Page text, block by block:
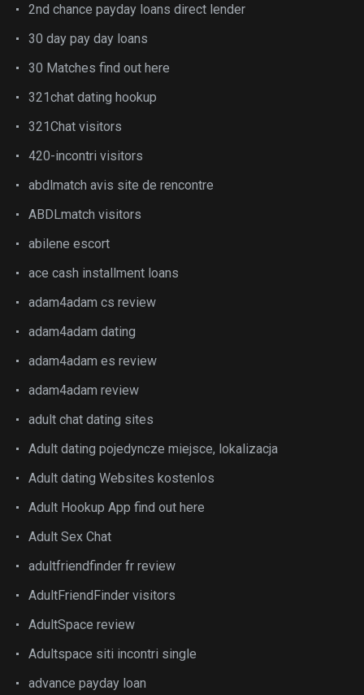
2nd chance payday loans direct lender
30 day pay day loans
30 Matches find out here
321chat dating hookup
321Chat visitors
420-incontri visitors
abdlmatch avis site de rencontre
ABDLmatch visitors
abilene escort
ace cash installment loans
adam4adam cs review
adam4adam dating
adam4adam es review
adam4adam review
adult chat dating sites
Adult dating pojedyncze miejsce, lokalizacja
Adult dating Websites kostenlos
Adult Hookup App find out here
Adult Sex Chat
adultfriendfinder fr review
AdultFriendFinder visitors
AdultSpace review
Adultspace siti incontri single
advance payday loan